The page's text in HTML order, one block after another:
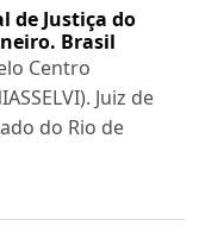
de Justiça do
Brasil
Centro
Juiz de
do Rio de